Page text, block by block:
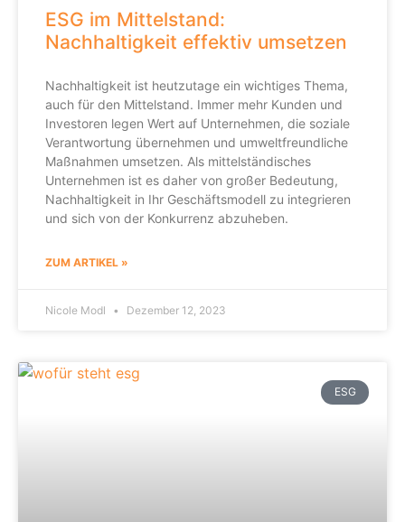
ESG im Mittelstand:
Nachhaltigkeit effektiv umsetzen
Nachhaltigkeit ist heutzutage ein wichtiges Thema,
auch für den Mittelstand. Immer mehr Kunden und
Investoren legen Wert auf Unternehmen, die soziale
Verantwortung übernehmen und umweltfreundliche
Maßnahmen umsetzen. Als mittelständisches
Unternehmen ist es daher von großer Bedeutung,
Nachhaltigkeit in Ihr Geschäftsmodell zu integrieren
und sich von der Konkurrenz abzuheben.
ZUM ARTIKEL »
Nicole Modl Dezember 12, 2023
ESG